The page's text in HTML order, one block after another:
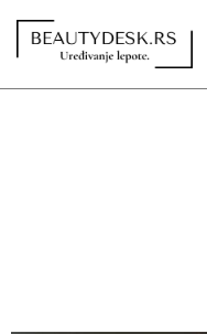
Redakcija